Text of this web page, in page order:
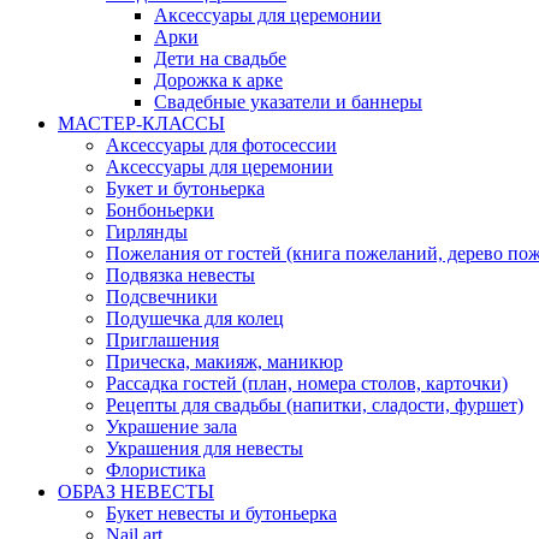
Аксессуары для церемонии
Арки
Дети на свадьбе
Дорожка к арке
Свадебные указатели и баннеры
МАСТЕР-КЛАССЫ
Аксессуары для фотосессии
Аксессуары для церемонии
Букет и бутоньерка
Бонбоньерки
Гирлянды
Пожелания от гостей (книга пожеланий, дерево
Подвязка невесты
Подсвечники
Подушечка для колец
Приглашения
Прическа, макияж, маникюр
Рассадка гостей (план, номера столов, карточки)
Рецепты для свадьбы (напитки, сладости, фуршет)
Украшение зала
Украшения для невесты
Флористика
ОБРАЗ НЕВЕСТЫ
Букет невесты и бутоньерка
Nail art